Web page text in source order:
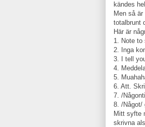
kändes
Men så
totalbrunt
Här är
1. Note to
2. Inga
3. I tell
4.
5.
6. Att.
7. /
8. /Något/
Mitt syfte
skrivna